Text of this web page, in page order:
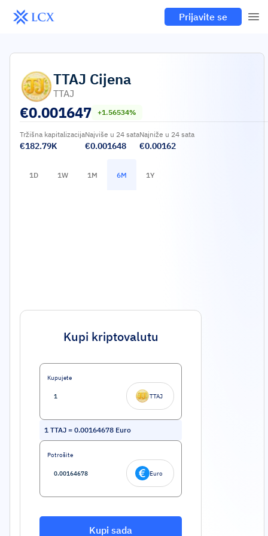
Prijavite se
TTAJ Cijena
TTAJ
€0.001647 +1.56534%
Tržišna kapitalizacija
€182.79K
Najviše u 24 sata
€0.001648
Najniže u 24 sata
€0.00162
1D 1W 1M 6M 1Y
Kupi kriptovalutu
Kupujete
TTAJ
1 TTAJ = 0.00164678 Euro
Potrošite
Euro
Kupi sada